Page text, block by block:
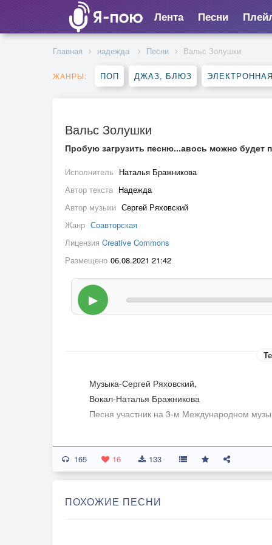
Лента Песни
Главная надежда Песни Вальс Золушки
ЖАНРЫ: ПОП ДЖАЗ, БЛЮЗ ЭЛЕКТРОННАЯ
Вальс Золушки
Пробую загрузить песню...авось можно будет
Исполнитель Наталья Бражникова
Автор текста Надежда
Автор музыки Сергей Ряховский
Жанр Соавторская
Лицензия Creative Commons
Размещено 06.08.2021 21:42
▶
Музыка-Сергей Ряховский,
Вокал-Наталья Бражникова
Песня участник на 3-м Международном
Наша встреча была случайной,
Звуки вальса кружили нас.
Не хватает как раз сейчас.
165 16 133
ПОХОЖИЕ ПЕСНИ